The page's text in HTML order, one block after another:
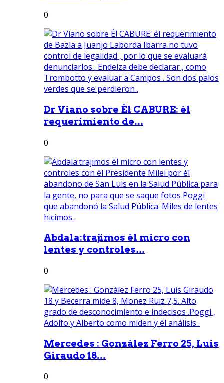
0
Dr Viano sobre Él CABURE: él
requerimiento de...
0
Abdala:trajimos él micro con
lentes y controles...
0
Mercedes : González Ferro 25, Luis
Giraudo 18...
0